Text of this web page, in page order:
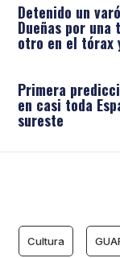
Detenido un
Dueñas por
otro en el tórax
Primera
en casi toda
sureste
Cultura